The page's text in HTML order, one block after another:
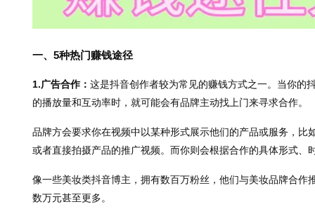
一、5种热门赚钱途径
1.广告合作： 这是抖音创作者较为常见的赚钱方式之一。当你的
的播放量和互动率时，就可能会有品牌主动找上门来寻求合作。
品牌方会要求你在视频中以某种形式展示他们的产品或服务，比
或者直接拍摄产品的推广视频。而你则会根据合作的具体形式、
像一些美妆类抖音博主，拥有数百万粉丝，他们与美妆品牌合作
数万元甚至更多。